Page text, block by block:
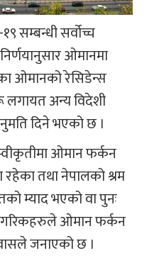
सम्बन्धी सर्वोच्च
ओमानमा
ओमानको रेसिडेन्स
लगायत अन्य विदेशी
दिने भएको छ ।
ओमान फर्कन
रहेका तथा नेपालको श्रम
म्याद भएको वा पुनः
ओमान फर्कन
जनाएको छ ।